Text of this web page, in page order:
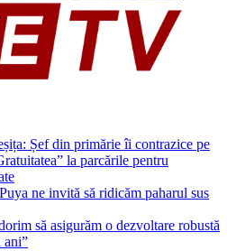
Șef din primărie îi contrazice pe
la parcările pentru
ne invită să ridicăm paharul sus
să asigurăm o dezvoltare robustă
ani”